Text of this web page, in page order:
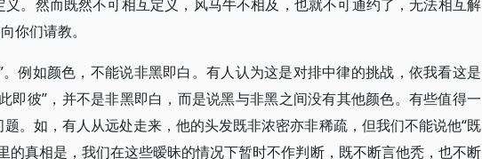
。然而既然不可相互定义，风马牛不相及，也就不可通约了，无法相互解
你们请教。
。例如颜色，不能说非黑即白。有人认为这是对排中律的挑战，依我看这是
即彼”，并不是非黑即白，而是说黑与非黑之间没有其他颜色。有些值得一
。如，有人从远处走来，他的头发既非浓密亦非稀疏，但我们不能说他“既
的真相是，我们在这些暧昧的情况下暂时不作判断，既不断言他秃，也不断